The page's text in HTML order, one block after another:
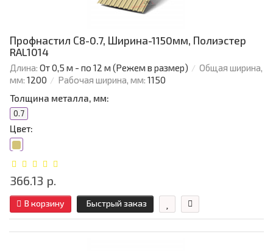
Профнастил С8-0.7, Ширина-1150мм, Полиэстер
RAL1014
Длина: От 0,5 м - по 12 м (Режем в размер)
Общая ширина,
мм: 1200 Рабочая ширина, мм: 1150
Толщина металла, мм:
0.7
Цвет:
366.13 р.
В корзину Быстрый заказ